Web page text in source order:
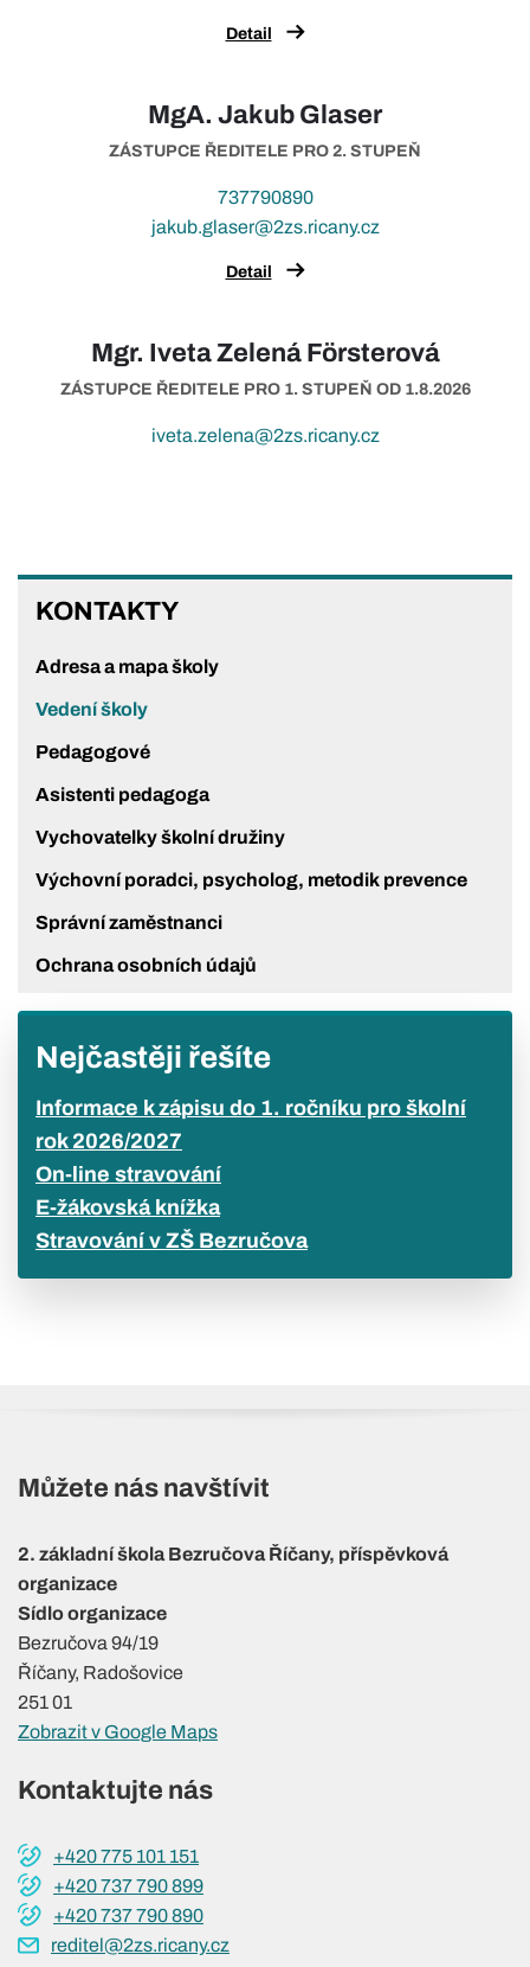
KONTAKTY
Adresa a mapa školy
Vedení školy
Pedagogové
Asistenti pedagoga
Vychovatelky školní družiny
Výchovní poradci, psycholog, metodik prevence
Správní zaměstnanci
Ochrana osobních údajů
Nejčastěji řešíte
Informace k zápisu do 1. ročníku pro školní
rok 2026/2027
On-line stravování
E-žákovská knížka
Stravování v ZŠ Bezručova
Detail
MgA. Jakub Glaser
ZÁSTUPCE ŘEDITELE PRO 2. STUPEŇ
737790890
jakub.glaser@2zs.ricany.cz
Detail
Mgr. Iveta Zelená Försterová
ZÁSTUPCE ŘEDITELE PRO 1. STUPEŇ OD 1.8.2026
iveta.zelena@2zs.ricany.cz
Můžete nás navštívit
2. základní škola Bezručova Říčany, příspěvková
organizace
Sídlo organizace
Bezručova 94/19
Říčany, Radošovice
251 01
Zobrazit v Google Maps
Kontaktujte nás
+420 775 101 151
+420 737 790 899
+420 737 790 890
reditel@2zs.ricany.cz